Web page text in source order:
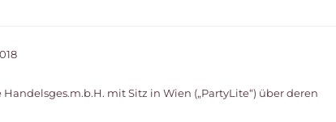
mit Sitz in Wien („PartyLite“) über deren